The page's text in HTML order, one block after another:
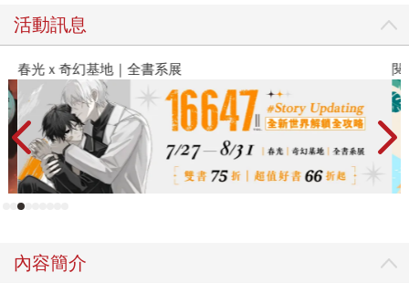
活動訊息
春光ｘ奇幻基地｜全書系展 閱
內容簡介